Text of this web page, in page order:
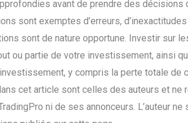
avant de prendre des décisions
sont exemptes d’erreurs,
sont de nature opportune. Investir sur
ou partie de votre investissement, ainsi
y compris la perte totale
cet article sont celles des auteurs et ne
ni de ses annonceurs. L’auteur